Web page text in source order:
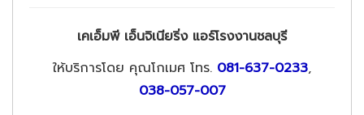
เคเอ็มพี เอ็นจิเนียริ่ง แอร์โรงงานชลบุรี
ให้บริการโดย คุณโกเมศ โทร. 081-637-0233,
038-057-007